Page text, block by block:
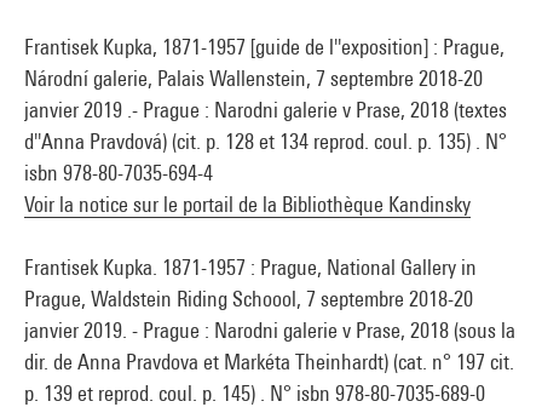
Frantisek Kupka, 1871-1957 [guide de l''exposition] : Prague,
Národní galerie, Palais Wallenstein, 7 septembre 2018-20
janvier 2019 .- Prague : Narodni galerie v Prase, 2018 (textes
d''Anna Pravdová) (cit. p. 128 et 134 reprod. coul. p. 135) . N°
isbn 978-80-7035-694-4
Voir la notice sur le portail de la Bibliothèque Kandinsky
Frantisek Kupka. 1871-1957 : Prague, National Gallery in
Prague, Waldstein Riding Schoool, 7 septembre 2018-20
janvier 2019. - Prague : Narodni galerie v Prase, 2018 (sous la
dir. de Anna Pravdova et Markéta Theinhardt) (cat. n° 197 cit.
p. 139 et reprod. coul. p. 145) . N° isbn 978-80-7035-689-0